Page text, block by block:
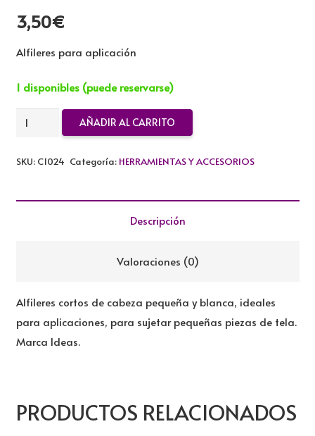
3,50€
Alfileres para aplicación
1 disponibles (puede reservarse)
ALFILERES
APLICACION
AÑADIR AL CARRITO
SKU: C1024 Categoría: HERRAMIENTAS Y ACCESORIOS
Descripción
Valoraciones (0)
Alfileres cortos de cabeza pequeña y blanca, ideales
para aplicaciones, para sujetar pequeñas piezas de tela.
Marca Ideas.
PRODUCTOS RELACIONADOS